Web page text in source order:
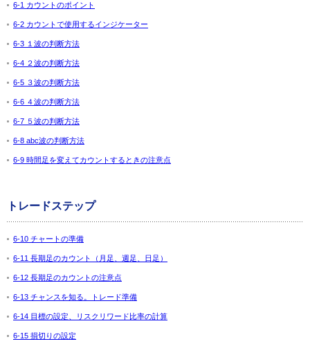
6-1 カウントのポイント
6-2 カウントで使用するインジケーター
6-3 １波の判断方法
6-4 ２波の判断方法
6-5 ３波の判断方法
6-6 ４波の判断方法
6-7 ５波の判断方法
6-8 abc波の判断方法
6-9 時間足を変えてカウントするときの注意点
トレードステップ
6-10 チャートの準備
6-11 長期足のカウント（月足、週足、日足）
6-12 長期足のカウントの注意点
6-13 チャンスを知る。トレード準備
6-14 目標の設定、リスクリワード比率の計算
6-15 損切りの設定